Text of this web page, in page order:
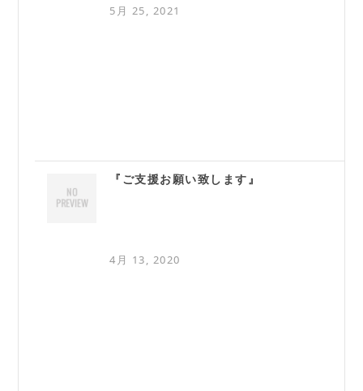
5月 25, 2021
『ご支援お願い致します』
4月 13, 2020